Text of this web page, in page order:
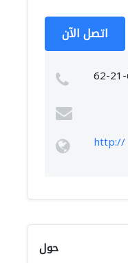
اتصل الآن
62-
http://
حول